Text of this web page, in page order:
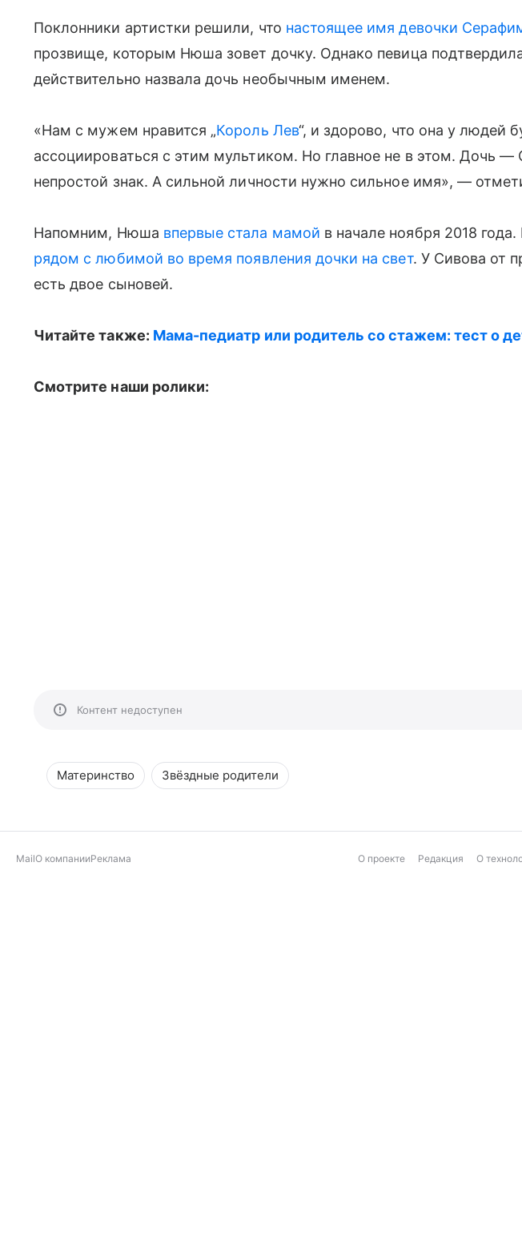
Поклонники артистки решили, что настоящее имя девочки
прозвище, которым Нюша зовет дочку. Однако певица
действительно назвала дочь необычным именем.
«Нам с мужем нравится „Король Лев“, и здорово, что она у людей
ассоциироваться с этим мультиком. Но главное не в этом. Дочь —
непростой знак. А сильной личности нужно сильное имя», —
Напомним, Нюша впервые стала мамой в начале ноября 2018
рядом с любимой во время появления дочки на свет. У Сивова от
есть двое сыновей.
Читайте также: Мама-педиатр или родитель со стажем: тест о
Смотрите наши ролики:
Контент недоступен
Материнство Звёздные родители
MailО компанииРеклама О проекте Редакция О